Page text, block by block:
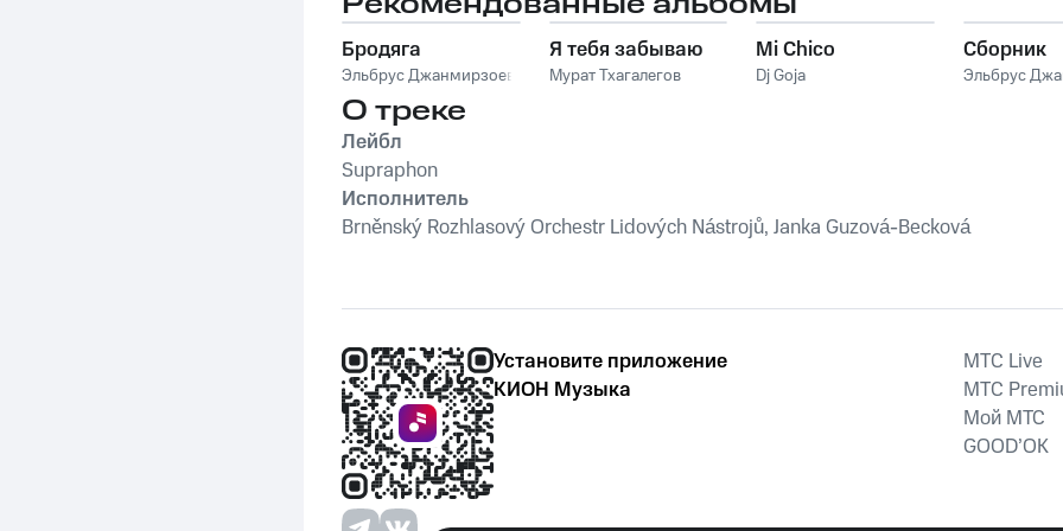
Бродяга
Эльбрус Джанмирзоев
Я тебя забываю
Мурат Тхагалегов
Mi Chico
Dj Goja
Сборник
Эльбрус
О треке
Лейбл
Supraphon
Исполнитель
Brněnský Rozhlasový Orchestr Lidových Nástrojů, Janka Guzová-Becková
Установите приложение
КИОН Музыка
MTС Live
MTС
Мой МТС
GOOD’OK